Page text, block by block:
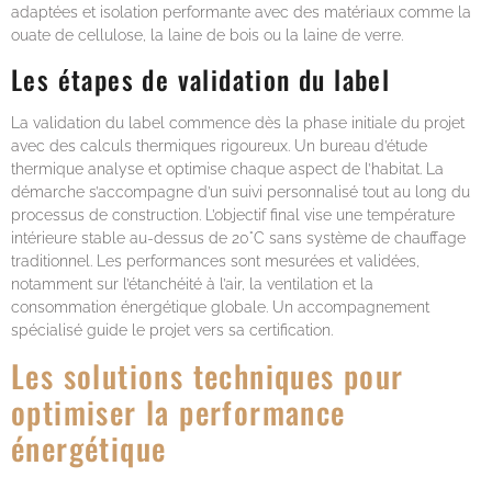
adaptées et isolation performante avec des matériaux comme la
ouate de cellulose, la laine de bois ou la laine de verre.
Les étapes de validation du label
La validation du label commence dès la phase initiale du projet
avec des calculs thermiques rigoureux. Un bureau d’étude
thermique analyse et optimise chaque aspect de l’habitat. La
démarche s’accompagne d’un suivi personnalisé tout au long du
processus de construction. L’objectif final vise une température
intérieure stable au-dessus de 20°C sans système de chauffage
traditionnel. Les performances sont mesurées et validées,
notamment sur l’étanchéité à l’air, la ventilation et la
consommation énergétique globale. Un accompagnement
spécialisé guide le projet vers sa certification.
Les solutions techniques pour
optimiser la performance
énergétique